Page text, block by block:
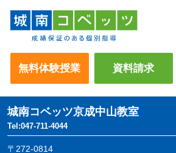
無料体験授業 資料請求
城南コベッツ京成中山教室
Tel:047-711-4044
〒272-0814